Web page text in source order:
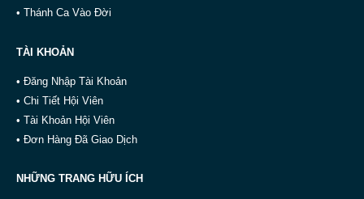
• Thánh Ca Vào Đời
TÀI KHOẢN
• Đăng Nhập Tài Khoản
• Chi Tiết Hội Viên
• Tài Khoản Hội Viên
• Đơn Hàng Đã Giao Dịch
NHỮNG TRANG HỮU ÍCH